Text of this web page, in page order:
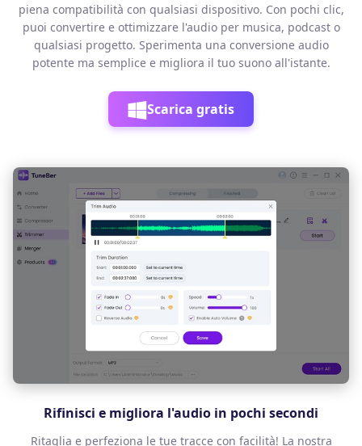
piena compatibilità con qualsiasi dispositivo. Con pochi clic,
puoi convertire e ottimizzare l'audio per musica, podcast o
qualsiasi progetto. Sperimenta una conversione audio
potente ma semplice e migliora il tuo suono all'istante.
Scarica gratis
Rifinisci e migliora l'audio in pochi secondi
Ritaglia e perfeziona le tue tracce con facilità! La nostra